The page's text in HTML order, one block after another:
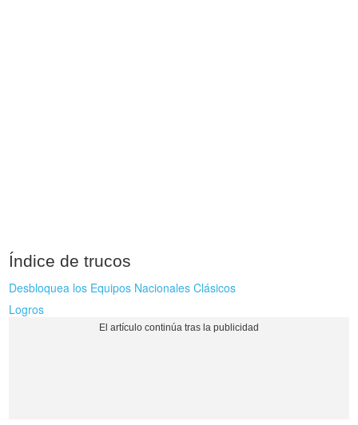
Índice de trucos
Desbloquea los Equipos Nacionales Clásicos
Logros